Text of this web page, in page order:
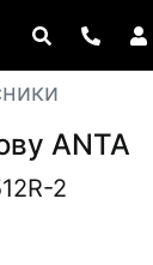
ANTA
2